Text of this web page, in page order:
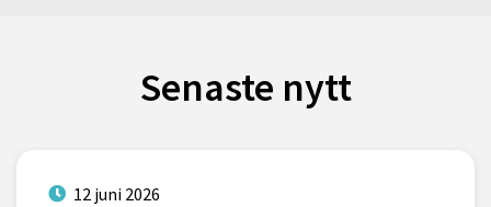
Senaste nytt
12 juni 2026